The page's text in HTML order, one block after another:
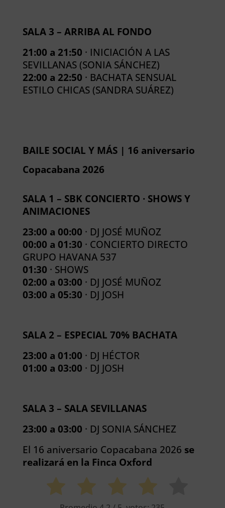
SALA 3 – ARRIBA AL FONDO
21:00 a 21:50 · INICIACIÓN A LAS
SEVILLANAS (SONIA SÁNCHEZ)
22:00 a 22:50 · BACHATA SENSUAL
ESTILO CHICAS (SANDRA SUÁREZ)
BAILE SOCIAL Y MÁS | 16 aniversario
Copacabana 2026
SALA 1 – SBK CONCIERTO · SHOWS Y
ANIMACIONES
23:00 a 00:00 · DJ JOSÉ MUÑOZ
00:00 a 01:30 · CONCIERTO DIRECTO
GRUPO HAVANA 537
01:30 · SHOWS
02:00 a 03:00 · DJ JOSÉ MUÑOZ
03:00 a 05:30 · DJ JOSH
SALA 2 – ESPECIAL 70% BACHATA
23:00 a 01:00 · DJ HÉCTOR
01:00 a 03:00 · DJ JOSH
SALA 3 – SALA SEVILLANAS
23:00 a 03:00 · DJ SONIA SÁNCHEZ
El 16 aniversario Copacabana 2026 se
realizará en la Finca Oxford